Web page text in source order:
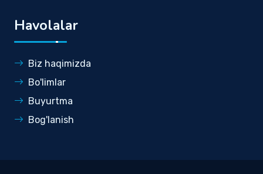
Havolalar
Biz haqimizda
Bo'limlar
Buyurtma
Bog'lanish